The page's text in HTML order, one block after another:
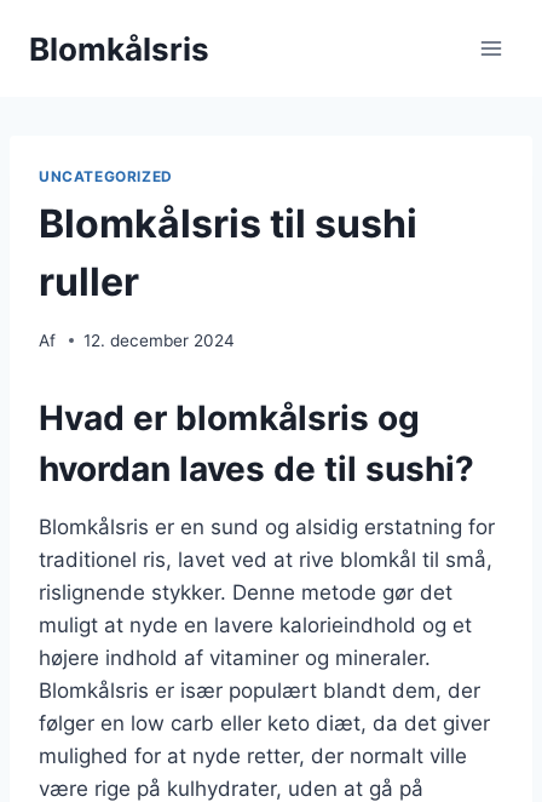
Blomkålsris
UNCATEGORIZED
Blomkålsris til sushi
ruller
Af 12. december 2024
Hvad er blomkålsris og
hvordan laves de til sushi?
Blomkålsris er en sund og alsidig erstatning for
traditionel ris, lavet ved at rive blomkål til små,
rislignende stykker. Denne metode gør det
muligt at nyde en lavere kalorieindhold og et
højere indhold af vitaminer og mineraler.
Blomkålsris er især populært blandt dem, der
følger en low carb eller keto diæt, da det giver
mulighed for at nyde retter, der normalt ville
være rige på kulhydrater, uden at gå på